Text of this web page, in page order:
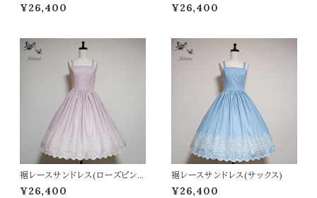
¥26,400 ¥26,400
裾レースサンドレス(ローズピン
ク)
¥26,400
裾レースサンドレス(サックス)
¥26,400